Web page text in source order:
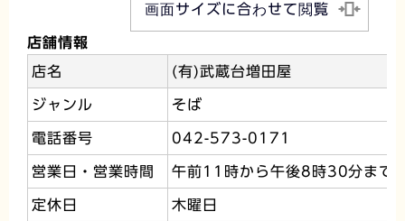
画面サイズに合わせて閲覧
店舗情報
店名
(有)武蔵台増田屋
ジャンル そば
電話番号 042-573-0171
営業日・営業時間 午前11時から午後8時30分まで
定休日 木曜日